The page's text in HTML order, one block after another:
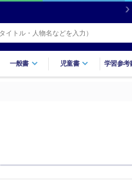
一般書 児童書 学習参考